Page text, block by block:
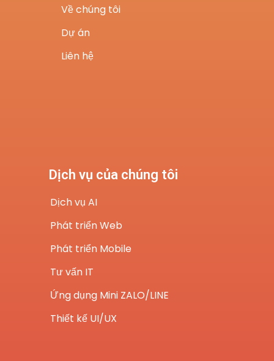
Về chúng tôi
Dự án
Liên hệ
Dịch vụ của chúng tôi
Dịch vụ AI
Phát triển Web
Phát triển Mobile
Tư vấn IT
Ứng dụng Mini ZALO/LINE
Thiết kế UI/UX